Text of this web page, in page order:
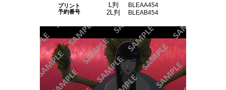
プリント
予約番号
L判 BLEAA454
2L判 BLEAB454